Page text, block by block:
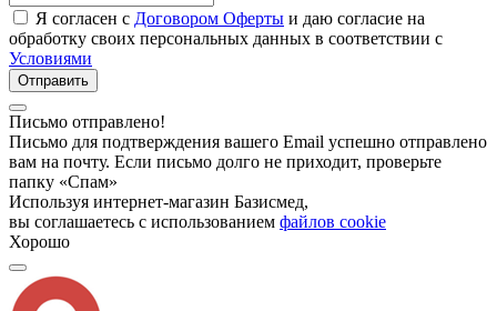
Я согласен с Договором Оферты и даю согласие на
обработку своих персональных данных в соответствии с
Условиями
Отправить
Письмо отправлено!
Письмо для подтверждения вашего Email успешно отправлено
вам на почту. Если письмо долго не приходит, проверьте
папку «Спам»
Используя интернет-магазин Базисмед,
вы соглашаетесь с использованием файлов cookie
Хорошо